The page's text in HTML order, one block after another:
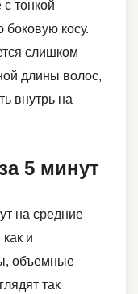
тонкой
боковую косу.
слишком
длины волос,
внутрь на
5 минут
на средние
и
объемные
так